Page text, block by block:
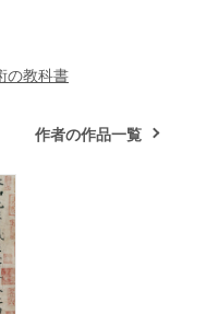
めてゆけるでしょ
の教科書
作者の作品一覧